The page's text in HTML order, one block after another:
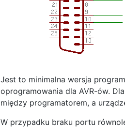
Jest to minimalna wersja
oprogramowania dla AVR-ów.
między programatorem, a
W przypadku braku portu